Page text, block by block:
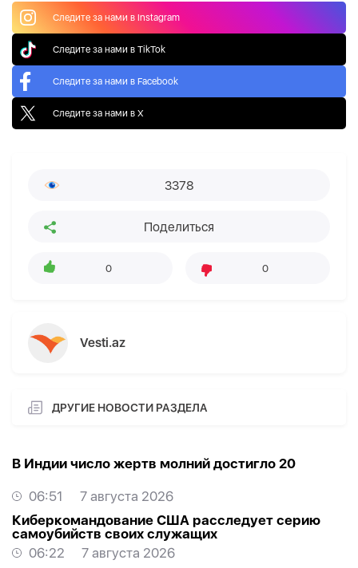
Следите за нами в Instagram
Следите за нами в TikTok
Следите за нами в Facebook
Следите за нами в X
3378
Поделиться
0 0
Vesti.az
ДРУГИЕ НОВОСТИ РАЗДЕЛА
В Индии число жертв молний достигло 20
06:51
7 августа 2026
Киберкомандование США расследует серию
самоубийств своих служащих
06:22
7 августа 2026